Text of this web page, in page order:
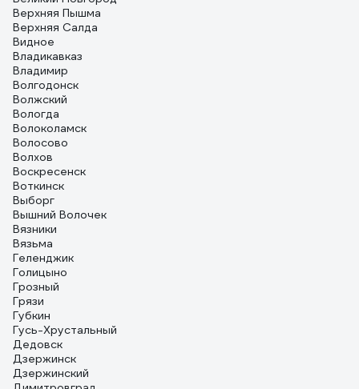
Верхняя Пышма
Верхняя Салда
Видное
Владикавказ
Владимир
Волгодонск
Волжский
Вологда
Волоколамск
Волосово
Волхов
Воскресенск
Воткинск
Выборг
Вышний Волочек
Вязники
Вязьма
Геленджик
Голицыно
Грозный
Грязи
Губкин
Гусь-Хрустальный
Дедовск
Дзержинск
Дзержинский